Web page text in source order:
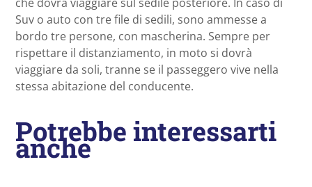
Suv o auto con tre file di sedili, sono ammesse a
bordo tre persone, con mascherina. Sempre per
rispettare il distanziamento, in moto si dovrà
viaggiare da soli, tranne se il passeggero vive nella
stessa abitazione del conducente.
Potrebbe interessarti
anche